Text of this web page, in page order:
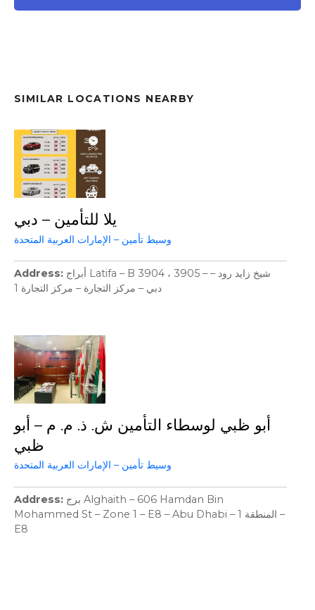
SIMILAR LOCATIONS NEARBY
يلا للتأمين – دبي
وسيط تأمين – الإمارات العربية المتحدة
Address أبراج Latifa – B 3904 ، 3905 – شيخ زايد رود –
دبي – مركز التجارة – مركز التجارة 1
أبو ظبي لوسطاء التأمين ش. ذ. م. م – أبو
ظبي
وسيط تأمين – الإمارات العربية المتحدة
Address برج Alghaith – 606 Hamdan Bin
Mohammed St – Zone 1 – E8 – Abu Dhabi – المنطقة 1 –
E8